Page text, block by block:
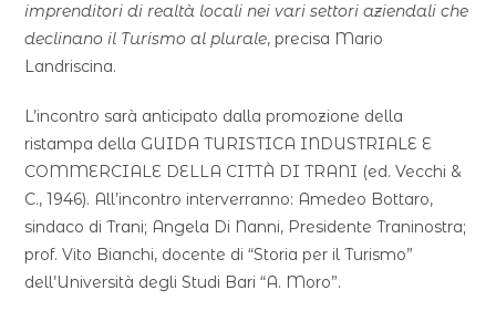
imprenditori di realtà locali nei vari settori aziendali che
declinano il Turismo al plurale, precisa Mario
Landriscina.
L’incontro sarà anticipato dalla promozione della
ristampa della GUIDA TURISTICA INDUSTRIALE E
COMMERCIALE DELLA CITTÀ DI TRANI (ed. Vecchi &
C., 1946). All’incontro interverranno: Amedeo Bottaro,
sindaco di Trani; Angela Di Nanni, Presidente Traninostra;
prof. Vito Bianchi, docente di “Storia per il Turismo”
dell’Università degli Studi Bari “A. Moro”.